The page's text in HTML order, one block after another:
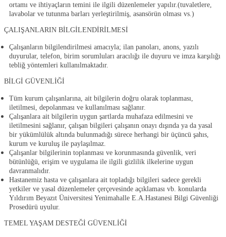
ortamı ve ihtiyaçların temini ile ilgili düzenlemeler yapılır.(tuvaletlere,
lavabolar ve tutunma barları yerleştirilmiş, asansörün olması vs.)
ÇALIŞANLARIN BİLGİLENDİRİLMESİ
Çalışanların bilgilendirilmesi amacıyla; ilan panoları, anons, yazılı
duyurular, telefon, birim sorumluları aracılığı ile duyuru ve imza karşılığı
tebliğ yöntemleri kullanılmaktadır.
BİLGİ GÜVENLİĞİ
Tüm kurum çalışanlarına, ait bilgilerin doğru olarak toplanması,
iletilmesi, depolanması ve kullanılması sağlanır.
Çalışanlara ait bilgilerin uygun şartlarda muhafaza edilmesini ve
iletilmesini sağlanır, çalışan bilgileri çalışanın onayı dışında ya da yasal
bir yükümlülük altında bulunmadığı sürece herhangi bir üçüncü şahıs,
kurum ve kuruluş ile paylaşılmaz.
Çalışanlar bilgilerinin toplanması ve korunmasında güvenlik, veri
bütünlüğü, erişim ve uygulama ile ilgili gizlilik ilkelerine uygun
davranmalıdır.
Hastanemiz hasta ve çalışanlara ait topladığı bilgileri sadece gerekli
yetkiler ve yasal düzenlemeler çerçevesinde açıklaması vb. konularda
Yıldırım Beyazıt Üniversitesi Yenimahalle E.A. Hastanesi Bilgi Güvenliği
Prosedürü uyulur.
TEMEL YAŞAM DESTEĞİ GÜVENLİĞİ